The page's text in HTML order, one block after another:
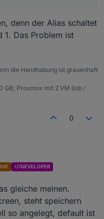
incl in der influx
denn der Alias schaltet
1. Das Problem ist
die Handhabung ist grauenhaft
GB; Proxmox mit 2 VM (iob /
0
mit der richtigen
denn der Alias
0 und 1. Das Problem
DEVELOPER
gleiche meinen.
steht speichern
so angelegt, default ist